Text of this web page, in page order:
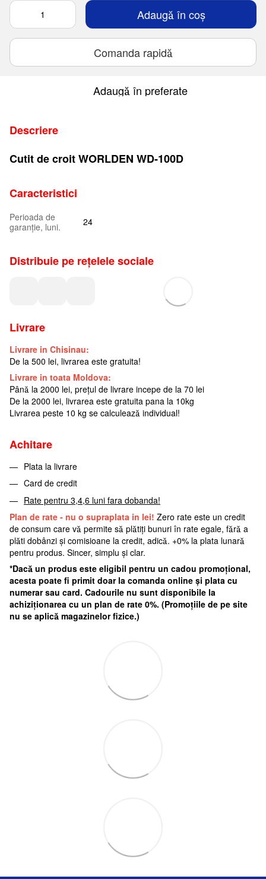
Adaugă în coș
Comanda rapidă
Adaugă în preferate
Descriere
Cutit de croit WORLDEN WD-100D
Caracteristici
Perioada de
garanție, luni.
24
Distribuie pe rețelele sociale
Livrare
Livrare in Chisinau:
De la 500 lei, livrarea este gratuita!
Livrare in toata Moldova:
Până la 2000 lei, prețul de livrare incepe de la 70 lei
De la 2000 lei, livrarea este gratuita pana la 10kg
Livrarea peste 10 kg se calculează individual!
Achitare
Plata la livrare
Card de credit
Rate pentru 3,4,6 luni fara dobanda!
Plan de rate - nu o supraplata in lei! Zero rate este un credit
de consum care vă permite să plătiți bunuri în rate egale, fără a
plăti dobânzi și comisioane la credit, adică. +0% la plata lunară
pentru produs. Sincer, simplu și clar.
*Dacă un produs este eligibil pentru un cadou promoțional,
acesta poate fi primit doar la comanda online și plata cu
numerar sau card. Cadourile nu sunt disponibile la
achiziționarea cu un plan de rate 0%. (Promoțiile de pe site
nu se aplică magazinelor fizice.)